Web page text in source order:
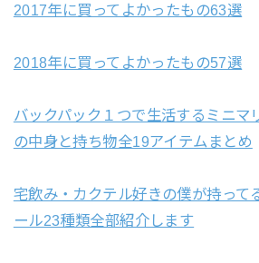
2017年に買ってよかったもの63選
2018年に買ってよかったもの57選
バックパック１つで生活するミニマ
の中身と持ち物全19アイテムまとめ
宅飲み・カクテル好きの僕が持って
ール23種類全部紹介します